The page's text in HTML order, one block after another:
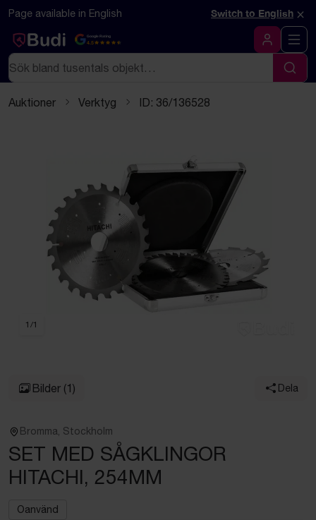
Hoppa till innehåll
Textbaserad (markdown) version av denna sida
Page available in English Switch to English ×
Google Rating
4.5
Logga in
Sök
Sök
Auktioner Verktyg ID: 36/136528
1 /1
Bilder (1) Dela
Bromma, Stockholm
SET MED SÅGKLINGOR
HITACHI, 254MM
Oanvänd